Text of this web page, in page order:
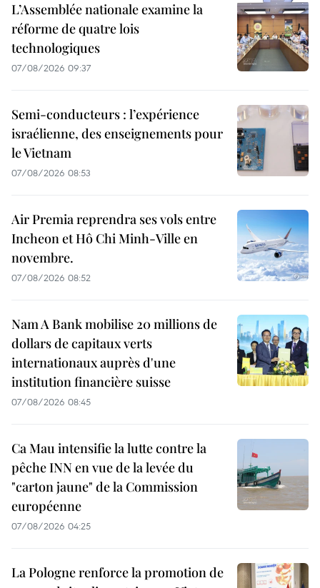
L’Assemblée nationale examine la
réforme de quatre lois
technologiques
07/08/2026 09:37
Semi-conducteurs : l’expérience
israélienne, des enseignements pour
le Vietnam
07/08/2026 08:53
Air Premia reprendra ses vols entre
Incheon et Hô Chi Minh-Ville en
novembre.
07/08/2026 08:52
Nam A Bank mobilise 20 millions de
dollars de capitaux verts
internationaux auprès d'une
institution financière suisse
07/08/2026 08:45
Ca Mau intensifie la lutte contre la
pêche INN en vue de la levée du
"carton jaune" de la Commission
européenne
07/08/2026 04:25
La Pologne renforce la promotion de